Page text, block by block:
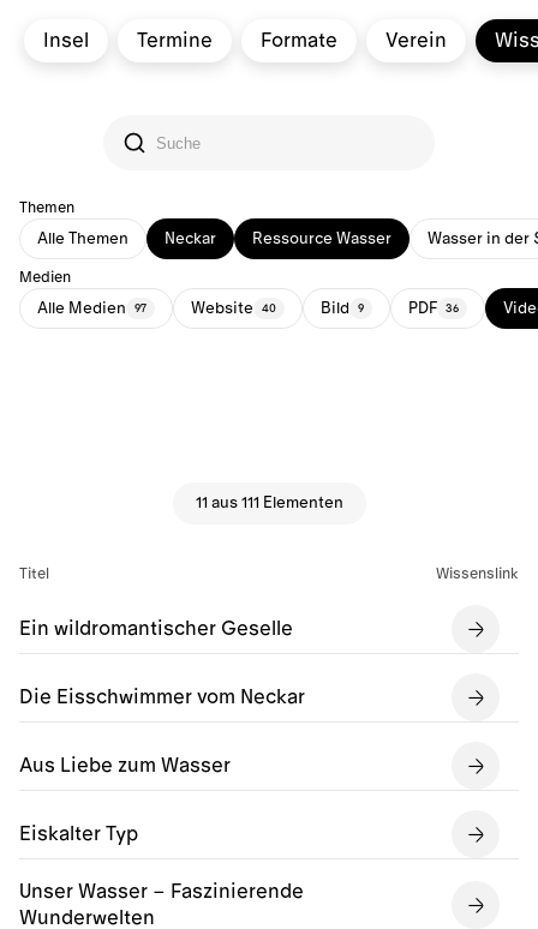
Insel Termine Formate Verein
Themen
Alle Themen Neckar Ressource Wasser Wasser in der
Medien
Alle Medien 97 Website 40 Bild 9 PDF 36
11 aus 111 Elementen
Titel Wissenslink
Ein wildromantischer Geselle
Die Eisschwimmer vom Neckar
Aus Liebe zum Wasser
Eiskalter Typ
Unser Wasser – Faszinierende
Wunderwelten